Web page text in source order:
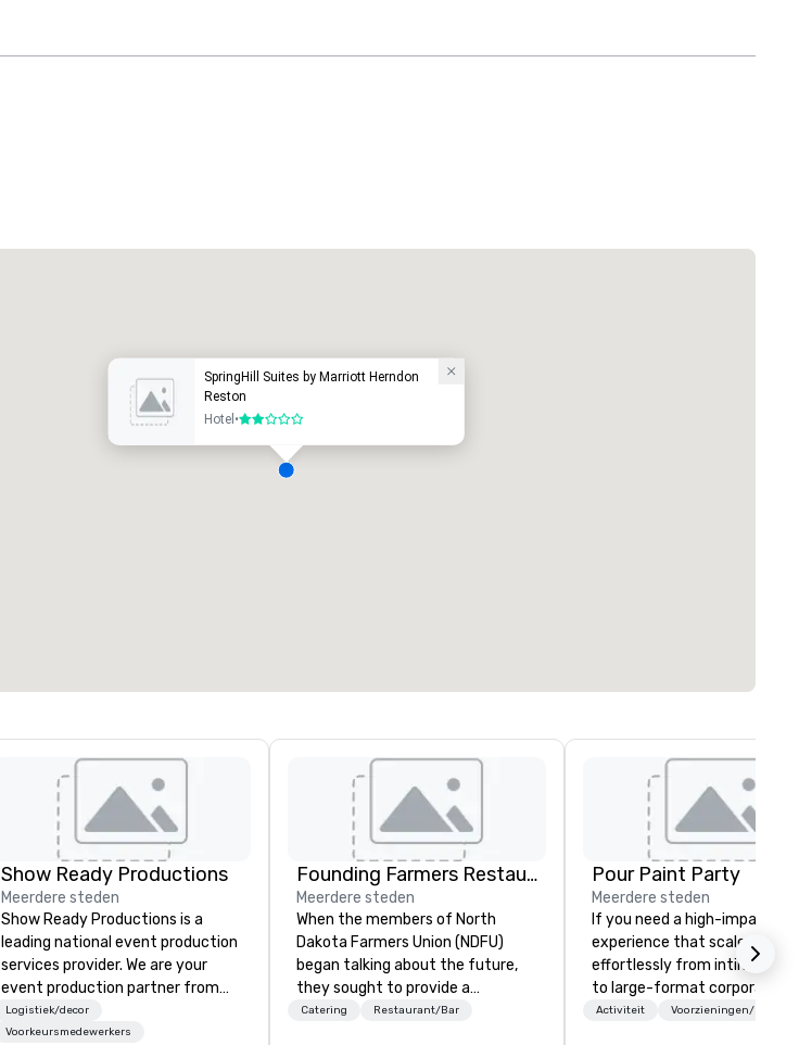
SpringHill Suites by Marriott Herndon
Reston
Hotel •2 van 5
Show Ready Productions
Meerdere steden
Show Ready Productions is a
leading national event production
services provider. We are your
event production partner from
start to finish. Our team is
dedicated to making sure we
Logistiek/decor
Voorkeursmedewerkers
Founding Farmers Restaurant Group
Meerdere steden
When the members of North
Dakota Farmers Union (NDFU)
began talking about the future,
they sought to provide a
restaurant brand where
Catering Restaurant/Bar
Pour Paint Party
Meerdere steden
If you need a high-impact
experience that scales
effortlessly from intimate
to large-format corporate
—Pour Paint Party delivers.
Activiteit Voorzieningen/Giften